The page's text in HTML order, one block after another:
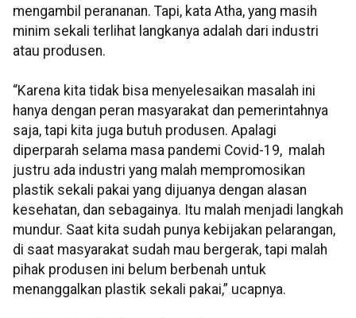
mengambil perananan. Tapi, kata Atha, yang masih
minim sekali terlihat langkanya adalah dari industri
atau produsen.
“Karena kita tidak bisa menyelesaikan masalah ini
hanya dengan peran masyarakat dan pemerintahnya
saja, tapi kita juga butuh produsen. Apalagi
diperparah selama masa pandemi Covid-19, malah
justru ada industri yang malah mempromosikan
plastik sekali pakai yang dijuanya dengan alasan
kesehatan, dan sebagainya. Itu malah menjadi langkah
mundur. Saat kita sudah punya kebijakan pelarangan,
di saat masyarakat sudah mau bergerak, tapi malah
pihak produsen ini belum berbenah untuk
menanggalkan plastik sekali pakai,” ucapnya.